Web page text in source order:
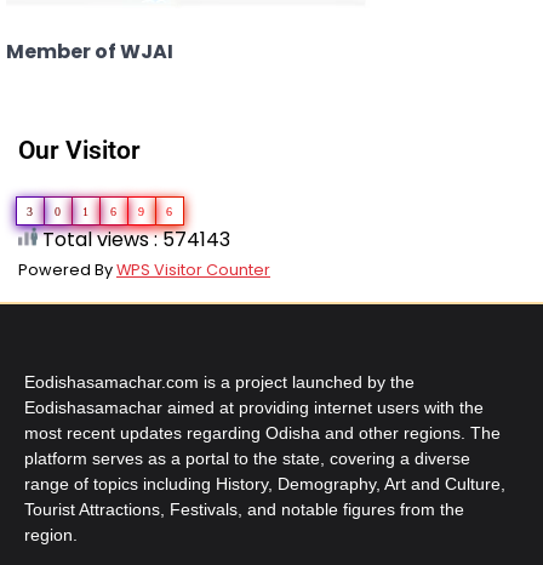
Member of WJAI
Our Visitor
3 0 1 6 9 6
Total views : 574143
Powered ByWPS Visitor Counter
Eodishasamachar.com is a project launched by the
Eodishasamachar aimed at providing internet users with the
most recent updates regarding Odisha and other regions. The
platform serves as a portal to the state, covering a diverse
range of topics including History, Demography, Art and Culture,
Tourist Attractions, Festivals, and notable figures from the
region.